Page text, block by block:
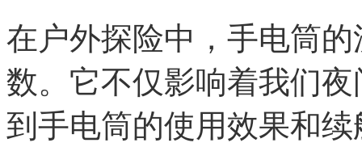
在户外探险中，手电筒
数。它不仅影响着我们
到手电筒的使用效果和